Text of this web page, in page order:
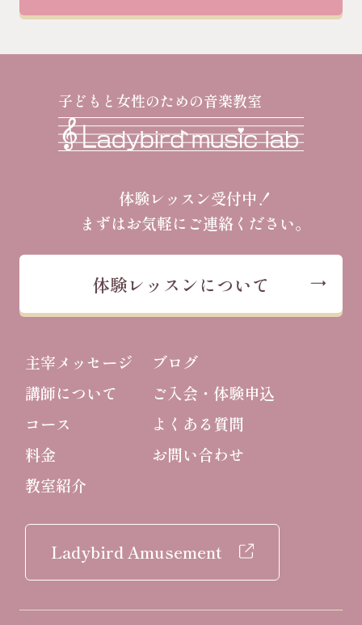
子どもと女性のための音楽教室
体験レッスン受付中！
まずはお気軽にご連絡ください。
体験レッスンについて
主宰メッセージ
講師について
コース
料金
教室紹介
ブログ
ご入会・体験申込
よくある質問
お問い合わせ
Ladybird Amusement